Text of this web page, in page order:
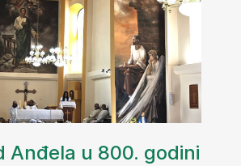
Anđela u 800. godini